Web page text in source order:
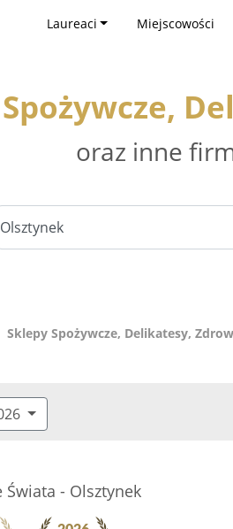
Laureaci Miejscowości
oraz inne
Sklepy Spożywcze, Delikatesy,
Świata - Olsztynek